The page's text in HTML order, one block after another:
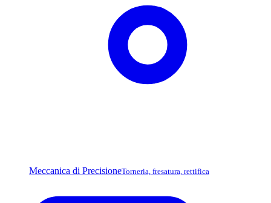
Meccanica di PrecisioneTorneria, fresatura, rettifica